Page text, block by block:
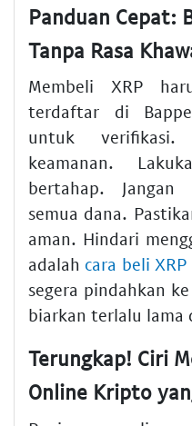
Panduan Cepat:
Tanpa Rasa
Membeli XRP
terdaftar di
untuk
keamanan.
bertahap. Jangan
semua dana.
aman. Hindari
adalah cara beli XRP
segera pindahkan
biarkan terlalu lama
Terungkap! Ciri
Online Kripto